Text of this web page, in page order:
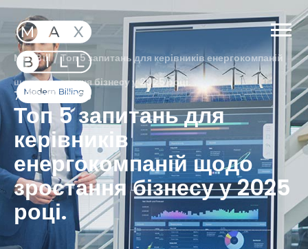
MaxBill/Топ 5 запитань для керівників енергокомпаній
щодо зростання бізнесу у 2025 році.
7 Лютого, 2025
Топ 5 запитань для
керівників
енергокомпаній щодо
зростання бізнесу у 2025
році.